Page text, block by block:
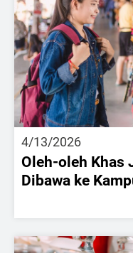
4/13/2026
Oleh-oleh Khas
Dibawa ke